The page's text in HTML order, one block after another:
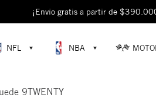
¡Envío gratis a partir de
exclusivas en la tienda oficial
NFL NBA
9TWENTY